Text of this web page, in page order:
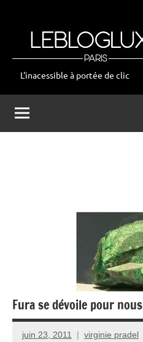
leblogluxe
L'inacessible à portée de clic
Fura se dévoile pour nous
juin 23, 2011 virginie pradel